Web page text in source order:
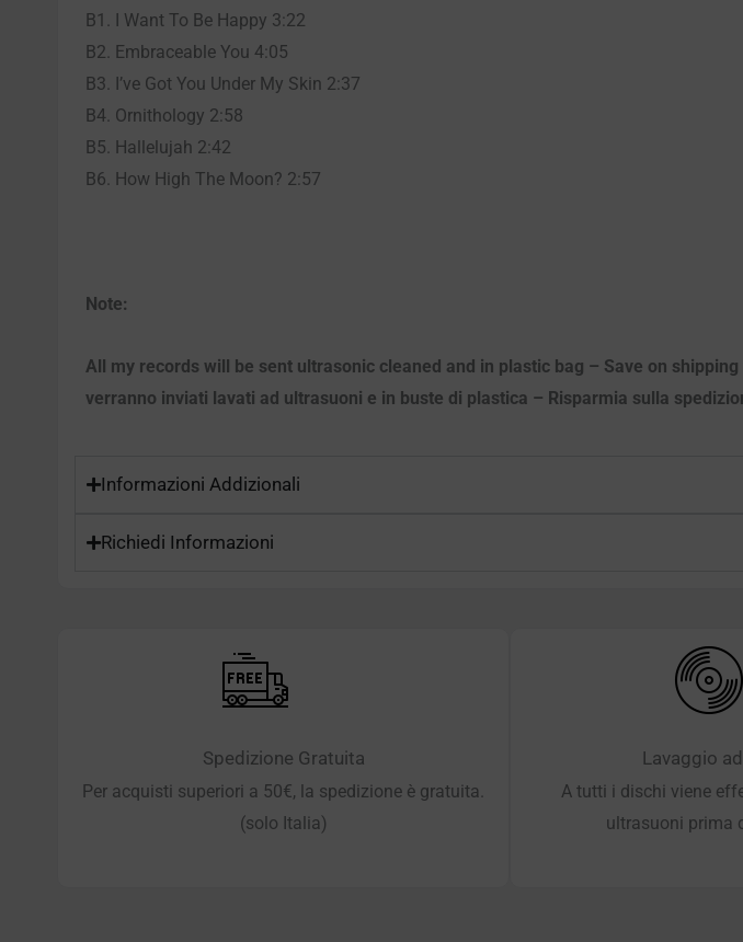
B1. I Want To Be Happy 3:22
B2. Embraceable You 4:05
B3. I’ve Got You Under My Skin 2:37
B4. Ornithology 2:58
B5. Hallelujah 2:42
B6. How High The Moon? 2:57
Note:
All my records will be sent ultrasonic cleaned and in plastic bag – Save on
verranno inviati lavati ad ultrasuoni e in buste di plastica – Risparmia sulla
Informazioni Addizionali
Richiedi Informazioni
Spedizione Gratuita
Per acquisti superiori a 50€, la spedizione è gratuita.
(solo Italia)
Lavaggio
A tutti i dischi viene
ultrasuoni prima